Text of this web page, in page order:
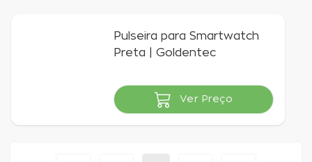
Pulseira para Smartwatch
Preta | Goldentec
Indisponível
Ver Preço